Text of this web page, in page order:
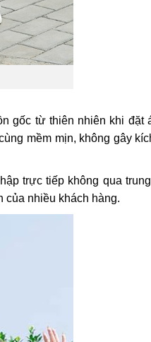
gốc từ thiên nhiên khi đặt
mềm mịn, không gây
trực tiếp không qua
của nhiều khách hàng.